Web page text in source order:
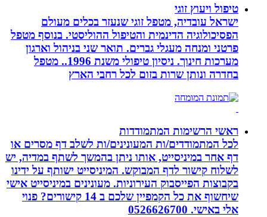
טיפול ויעוץ זוגי
ישראל עובדיה, מטפל זוגי שנעזר בכלים מעולם
הפסיכולוגיה הדינמית והטיפול ההוליסטי. בנוסף מטפל
פרטני ומנחה מעגלי גברים. תואר שני בניהול וארגון
מערכות חינוך. ניסיון טיפולי משנת 1996.. מטפל
בחדרה ונותן שרות בזום לכל רחבי הארץ
ראשי הרשימות המתמודדות
לכל המתמודדים/ות המעונינים/ות לשלב דף מסרים או
דף אחר במיניסייט, אותו ניתן בהמשך לשתף במדיה, יש
לשלוח קישור לדף המבוקש. המיניסייט ישותף על ידינו
בקבוצות הפייסבוק העירוניות. מעונינים במיניסייט אישי
שיחשוף את כל הקמפיין שלכם ב 14 קישורים? פנוי
אלי באישי. 0526626700